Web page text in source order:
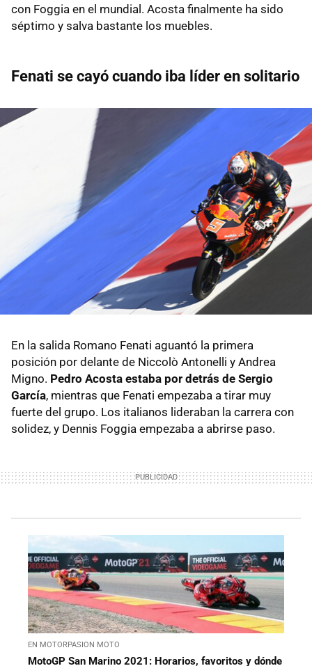
con Foggia en el mundial. Acosta finalmente ha sido
séptimo y salva bastante los muebles.
Fenati se cayó cuando iba líder en solitario
En la salida Romano Fenati aguantó la primera
posición por delante de Niccolò Antonelli y Andrea
Migno. Pedro Acosta estaba por detrás de Sergio
García, mientras que Fenati empezaba a tirar muy
fuerte del grupo. Los italianos lideraban la carrera con
solidez, y Dennis Foggia empezaba a abrirse paso.
EN MOTORPASION MOTO
MotoGP San Marino 2021: Horarios, favoritos y dónde